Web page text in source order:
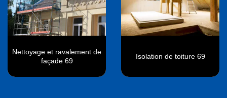
Nettoyage et ravalement de
façade 69
Isolation de toiture 69